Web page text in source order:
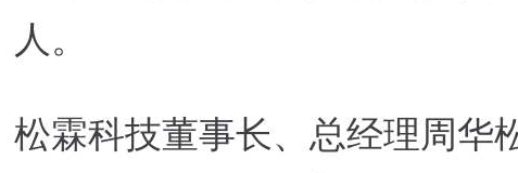
人。
松霖科技董事长、总经理周华